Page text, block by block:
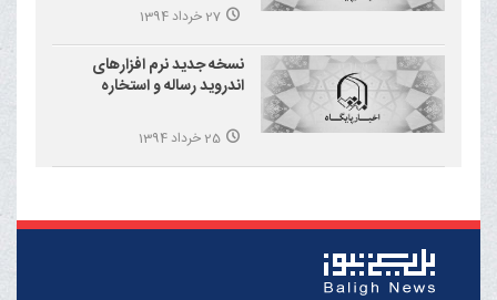
27 خرداد 1394
نسخه جدید نرم افزارهای
اندروید رساله و استخاره
25 خرداد 1394